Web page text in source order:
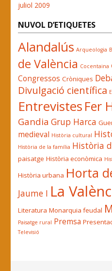
juliol 2009
NUVOL D’ETIQUETES
Alandalús Arqueologia
de València Cocentaina
Congressos Cròniques
Divulgació científica
Entrevistes Fer
Gandia Grup Harca
medieval Història cultural
Història de la família Història
paisatge Història econòmica
Història urbana Horta
Jaume I La
Literatura Monarquia feudal
Paisatge rural Premsa
Televisió